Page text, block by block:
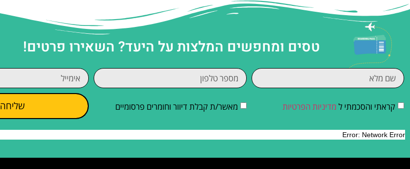
טסים ומחפשים המלצות על היעד? השאירו פרטים!
קראתי והסכמתי ל מדיניות הפרטיות מאשר/ת קבלת דיוור וחומרים פרסומיים שליחה